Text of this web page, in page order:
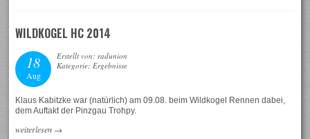
WILDKOGEL HC 2014
18
Aug
Erstellt von: radunion
Kategorie: Ergebnisse
Klaus Kabitzke war (natürlich) am 09.08. beim Wildkogel Rennen dabei,
dem Auftakt der Pinzgau Trohpy.
weiterlesen →